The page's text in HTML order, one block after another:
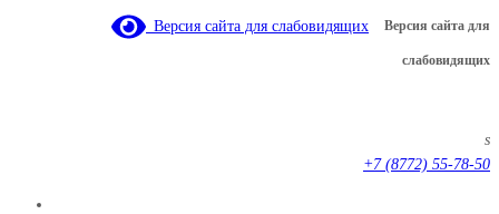
Версия сайта для слабовидящих Версия сайта для
слабовидящих
s
+7 (8772) 55-78-50